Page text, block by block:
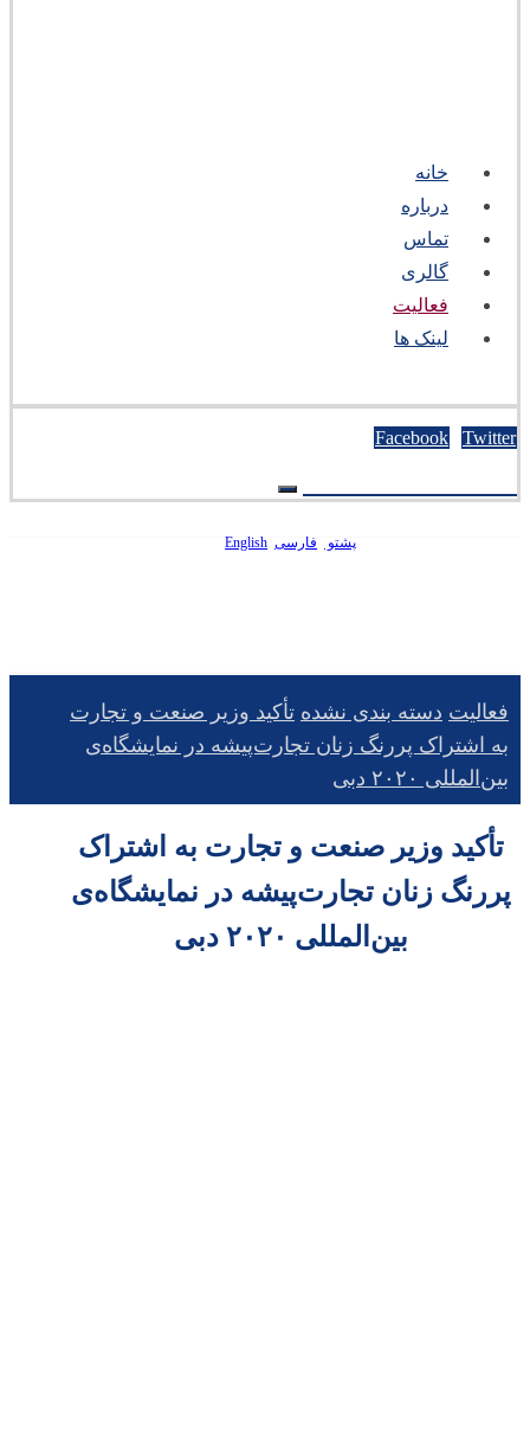
خانه
درباره
تماس
گالری
فعالیت
لینک ها
Facebook Twitter
پشتو فارسی English
فعالیت دسته بندی نشده تأکید وزیر صنعت و تجارت
به اشتراک پررنگ زنان تجارت‌پیشه در نمایشگاه‌ی
بین‌المللی ۲۰۲۰ دبی
تأکید وزیر صنعت و تجارت به اشتراک
پررنگ زنان تجارت‌پیشه در نمایشگاه‌ی
بین‌المللی ۲۰۲۰ دبی